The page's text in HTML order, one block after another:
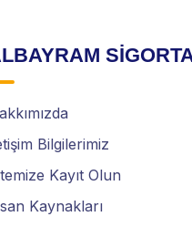
Bilgilerimiz
Kayıt Olun
Kaynakları